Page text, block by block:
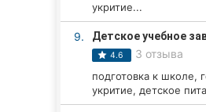
укритие...
9. Детское учебное
4.6 3 отзыва
подготовка к школе,
укритие, детское